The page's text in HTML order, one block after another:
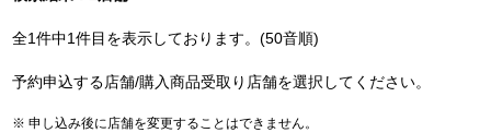
全1件中1件目を表示しております。(50音順)
予約申込する店舗/購入商品受取り店舗を選択してください。
申し込み後に店舗を変更することはできません。